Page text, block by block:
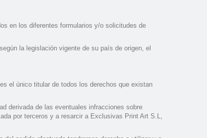
en los diferentes formularios y/o solicitudes de
la legislación vigente de su país de origen, el
el único titular de todos los derechos que existan
derivada de las eventuales infracciones sobre
por terceros y a resarcir a Exclusivas Print Art S.L,